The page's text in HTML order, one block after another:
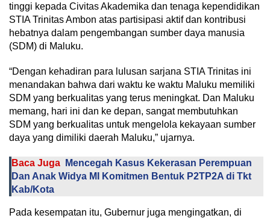
tinggi kepada Civitas Akademika dan tenaga kependidikan
STIA Trinitas Ambon atas partisipasi aktif dan kontribusi
hebatnya dalam pengembangan sumber daya manusia
(SDM) di Maluku.
“Dengan kehadiran para lulusan sarjana STIA Trinitas ini
menandakan bahwa dari waktu ke waktu Maluku memiliki
SDM yang berkualitas yang terus meningkat. Dan Maluku
memang, hari ini dan ke depan, sangat membutuhkan
SDM yang berkualitas untuk mengelola kekayaan sumber
daya yang dimiliki daerah Maluku,” ujarnya.
Baca Juga
Mencegah Kasus Kekerasan Perempuan
Dan Anak Widya MI Komitmen Bentuk P2TP2A di Tkt
Kab/Kota
Pada kesempatan itu, Gubernur juga mengingatkan, di